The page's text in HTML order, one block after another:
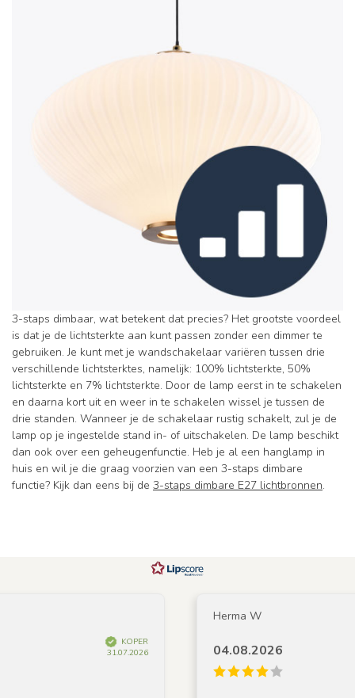
3-staps dimbaar, wat betekent dat precies? Het grootste voordeel
is dat je de lichtsterkte aan kunt passen zonder een dimmer te
gebruiken. Je kunt met je wandschakelaar variëren tussen drie
verschillende lichtsterktes, namelijk: 100% lichtsterkte, 50%
lichtsterkte en 7% lichtsterkte. Door de lamp eerst in te schakelen
en daarna kort uit en weer in te schakelen wissel je tussen de
drie standen. Wanneer je de schakelaar rustig schakelt, zul je de
lamp op je ingestelde stand in- of uitschakelen. De lamp beschikt
dan ook over een geheugenfunctie. Heb je al een hanglamp in
huis en wil je die graag voorzien van een 3-staps dimbare
functie? Kijk dan eens bij de 3-staps dimbare E27 lichtbronnen.
KOPER
31.07.2026
Herma W
04.08.2026